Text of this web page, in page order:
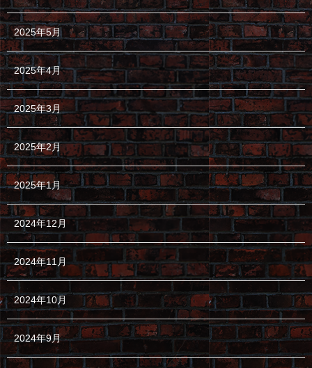
2025年5月
2025年4月
2025年3月
2025年2月
2025年1月
2024年12月
2024年11月
2024年10月
2024年9月